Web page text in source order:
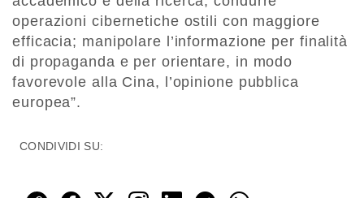
operazioni cibernetiche ostili con maggiore
efficacia; manipolare l’informazione per finalità
di propaganda e per orientare, in modo
favorevole alla Cina, l’opinione pubblica
europea”.
CONDIVIDI SU: